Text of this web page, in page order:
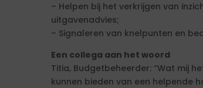
– Helpen bij het verkrijgen van
uitgavenadvies;
– Signaleren van knelpunten en
Een collega aan het woord
Titia, Budgetbeheerder: “Wat mij
kunnen bieden van een helpende